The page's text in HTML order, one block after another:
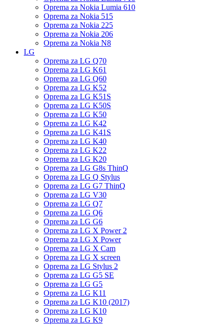
Oprema za Nokia Lumia 610
Oprema za Nokia 515
Oprema za Nokia 225
Oprema za Nokia 206
Oprema za Nokia N8
LG
Oprema za LG Q70
Oprema za LG K61
Oprema za LG Q60
Oprema za LG K52
Oprema za LG K51S
Oprema za LG K50S
Oprema za LG K50
Oprema za LG K42
Oprema za LG K41S
Oprema za LG K40
Oprema za LG K22
Oprema za LG K20
Oprema za LG G8s ThinQ
Oprema za LG Q Stylus
Oprema za LG G7 ThinQ
Oprema za LG V30
Oprema za LG Q7
Oprema za LG Q6
Oprema za LG G6
Oprema za LG X Power 2
Oprema za LG X Power
Oprema za LG X Cam
Oprema za LG X screen
Oprema za LG Stylus 2
Oprema za LG G5 SE
Oprema za LG G5
Oprema za LG K11
Oprema za LG K10 (2017)
Oprema za LG K10
Oprema za LG K9